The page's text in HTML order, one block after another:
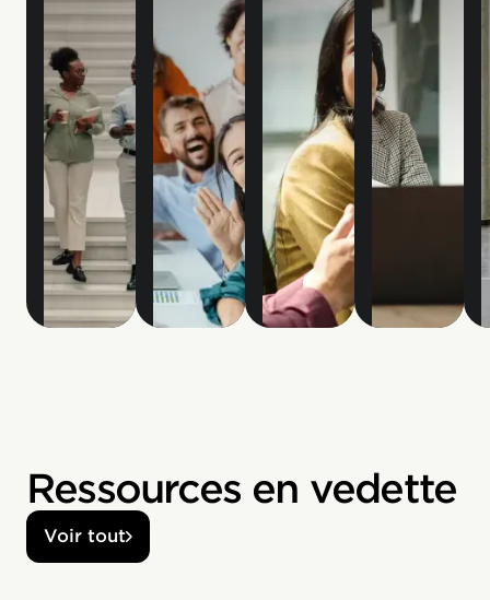
Ressources en vedette
Voir tout